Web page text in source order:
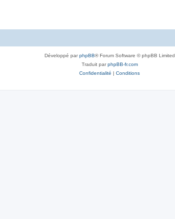
Développé parphpBB® Forum Software © phpBB Limited
Traduit parphpBB-fr.com
Confidentialité | Conditions